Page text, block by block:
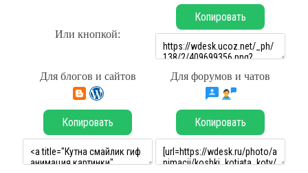
Или кнопкой:
Копировать
Для блогов и сайтов Для форумов и чатов
Копировать Копировать